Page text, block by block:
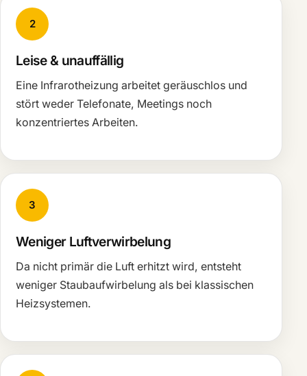
2
Leise & unauffällig
Eine Infrarotheizung arbeitet geräuschlos und
stört weder Telefonate, Meetings noch
konzentriertes Arbeiten.
3
Weniger Luftverwirbelung
Da nicht primär die Luft erhitzt wird, entsteht
weniger Staubaufwirbelung als bei klassischen
Heizsystemen.